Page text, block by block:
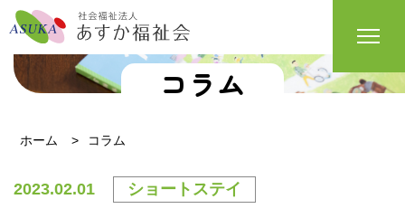
コラム
ホーム コラム
2023.02.01 ショートステイ